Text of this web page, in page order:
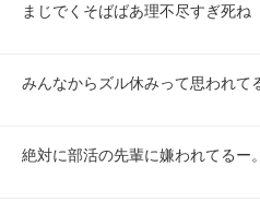
まじでくそばばあ理不尽すぎ死ね
みんなからズル休みって思われて
絶対に部活の先輩に嫌われてるー